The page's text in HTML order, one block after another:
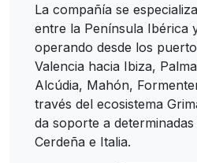
La compañía se
entre la Península Ibérica
operando desde los
Valencia hacia Ibiza,
Alcúdia, Mahón,
través del ecosistema
da soporte a
Cerdeña e Italia.